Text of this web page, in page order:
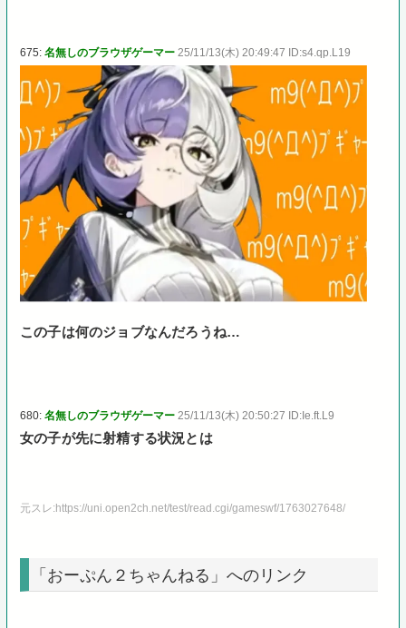
675:名無しのブラウザゲーマー 25/11/13(木) 20:49:47 ID:s4.qp.L19
この子は何のジョブなんだろうね…
680:名無しのブラウザゲーマー 25/11/13(木) 20:50:27 ID:Ie.ft.L9
女の子が先に射精する状況とは
元スレ:https://uni.open2ch.net/test/read.cgi/gameswf/1763027648/
「おーぷん２ちゃんねる」へのリンク